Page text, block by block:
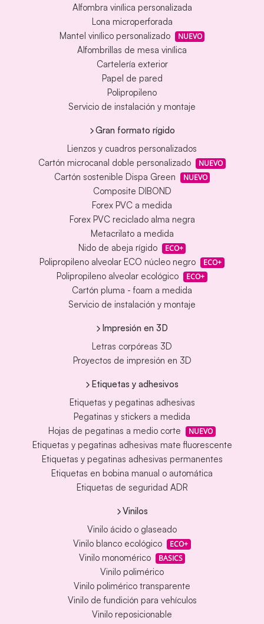
Alfombra vinílica personalizada
Lona microperforada
Mantel vinílico personalizado
NUEVO
Alfombrillas de mesa vinílica
Cartelería exterior
Papel de pared
Polipropileno
Servicio de instalación y montaje
Gran formato rígido
Lienzos y cuadros personalizados
Cartón microcanal doble personalizado
NUEVO
Cartón sostenible Dispa Green NUEVO
Composite DIBOND
Forex PVC a medida
Forex PVC reciclado alma negra
Metacrilato a medida
Nido de abeja rígido
ECO+
Polipropileno alveolar ECO núcleo negro ECO+
Polipropileno alveolar ecológico ECO+
Cartón pluma - foam a medida
Servicio de instalación y montaje
Impresión en 3D
Letras corpóreas 3D
Proyectos de impresión en 3D
Etiquetas y adhesivos
Etiquetas y pegatinas adhesivas
Pegatinas y stickers a medida
Hojas de pegatinas a medio corte
NUEVO
Etiquetas y pegatinas adhesivas mate fluorescente
Etiquetas y pegatinas adhesivas permanentes
Etiquetas en bobina manual o automática
Etiquetas de seguridad ADR
Vinilos
Vinilo ácido o glaseado
Vinilo blanco ecológico
ECO+
Vinilo monomérico BASICS
Vinilo polimérico
Vinilo polimérico transparente
Vinilo de fundición para vehículos
Vinilo reposicionable